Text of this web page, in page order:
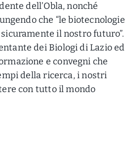
dell’Obla, nonché
che “le biotecnologie
il nostro futuro”.
dei Biologi di Lazio ed
e convegni che
della ricerca, i nostri
con tutto il mondo